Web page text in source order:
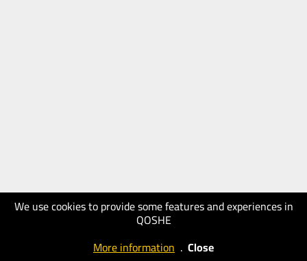
We use cookies to provide some features and experiences in
QOSHE
More information . Close